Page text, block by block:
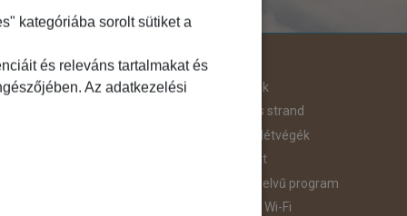
Útjellemző
Adventi út
Hegyvidék
Homokos strand
Hosszú Hétvégék
Húsvéti út
idegennyelvű program
Ingyenes Wi-Fi
kategóriába sorolt sütiket a
és releváns tartalmakat és
Az adatkezelési